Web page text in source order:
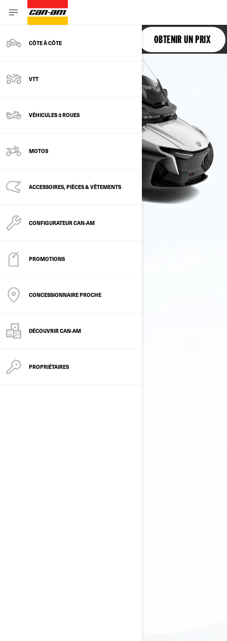
CÔTE À CÔTE
VTT
VÉHICULES 3 ROUES
MOTOS
ACCESSOIRES, PIÈCES & VÊTEMENTS
CONFIGURATEUR CAN‑AM
PROMOTIONS
CONCESSIONNAIRE PROCHE
DÉCOUVRIR CAN‑AM
PROPRIÉTAIRES
SPYDER RT OBTENIR UN PRIX